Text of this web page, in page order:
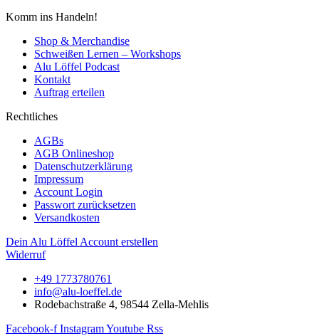
Komm ins Handeln!
Shop & Merchandise
Schweißen Lernen – Workshops
Alu Löffel Podcast
Kontakt
Auftrag erteilen
Rechtliches
AGBs
AGB Onlineshop
Datenschutzerklärung
Impressum
Account Login
Passwort zurücksetzen
Versandkosten
Dein Alu Löffel Account erstellen
Widerruf
+49 1773780761
info@alu-loeffel.de
Rodebachstraße 4, 98544 Zella-Mehlis
Facebook-f InstagramYoutube Rss